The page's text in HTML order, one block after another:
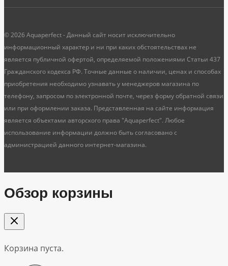
© 2026 Aquaperfect - Данный сайт носит исключительно
информационный характер и ни при каких обстоятельствах не
является публичной офертой, определяемой положениями Статьи 437
Гражданского кодекса РФ. Точные данные о наличии, ценах и способах
приобретения необходимо узнавать у менеджеров магазина по
телефону, запросом по электронной почте, через форму обратной связи
или при оформлении заказа. Представленная на сайте информация
является объектами авторского права "Aquaperfect". Любое
использование информации должно быть согласовано с
администрацией данного интернет-магазина.
Обзор корзины
Корзина пуста.